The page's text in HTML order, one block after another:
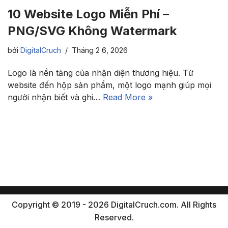
10 Website Logo Miễn Phí –
PNG/SVG Không Watermark
bởi DigitalCruch Tháng 2 6, 2026
Logo là nền tảng của nhận diện thương hiệu. Từ
website đến hộp sản phẩm, một logo mạnh giúp mọi
người nhận biết và ghi… Read More »
Copyright © 2019 - 2026 DigitalCruch.com. All Rights
Reserved.